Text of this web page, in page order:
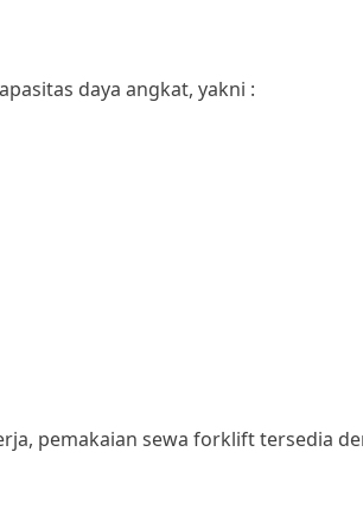
daya angkat, yakni :
pemakaian sewa forklift tersedia